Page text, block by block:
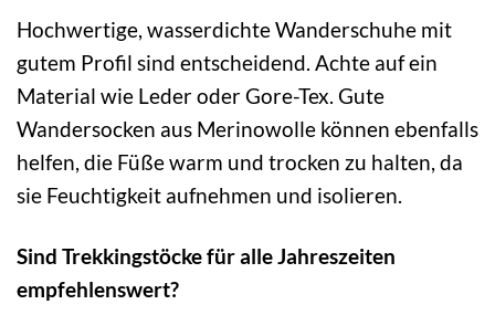
Hochwertige, wasserdichte Wanderschuhe mit
gutem Profil sind entscheidend. Achte auf ein
Material wie Leder oder Gore-Tex. Gute
Wandersocken aus Merinowolle können ebenfalls
helfen, die Füße warm und trocken zu halten, da
sie Feuchtigkeit aufnehmen und isolieren.
Sind Trekkingstöcke für alle Jahreszeiten
empfehlenswert?